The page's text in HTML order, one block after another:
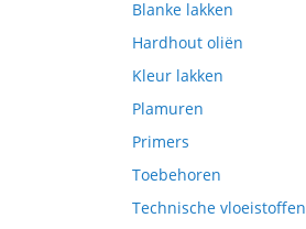
Blanke lakken
Hardhout oliën
Kleur lakken
Plamuren
Primers
Toebehoren
Technische vloeistoffen